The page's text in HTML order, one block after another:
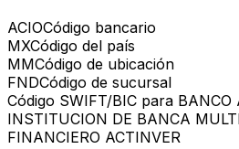
ACIOCódigo bancario
MXCódigo del país
MMCódigo de ubicación
FNDCódigo de sucursal
Código SWIFT/BIC para BANCO
INSTITUCION DE BANCA
FINANCIERO ACTINVER